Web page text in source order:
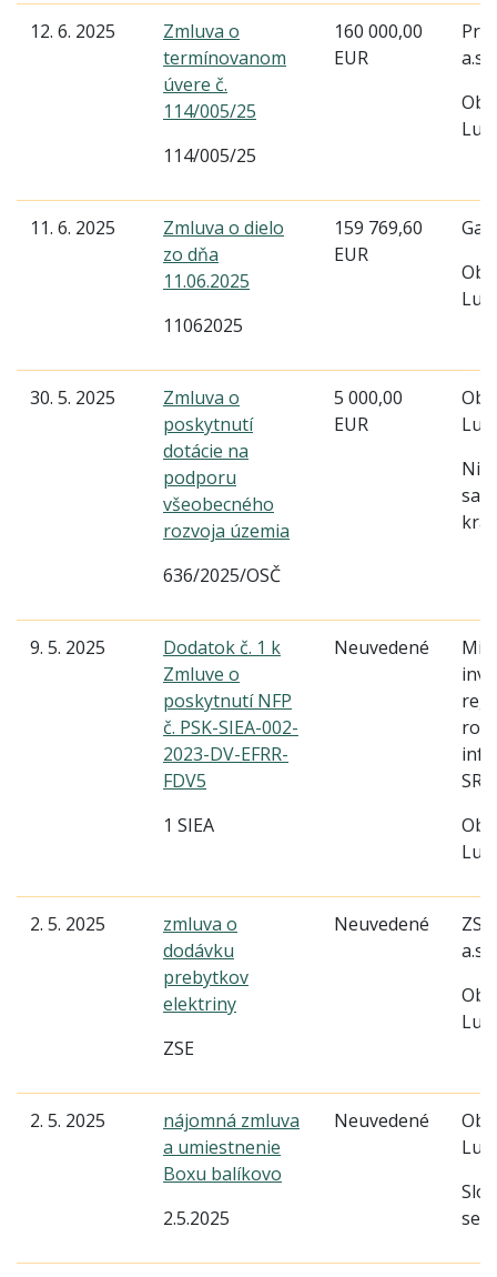
12. 6. 2025
Zmluva o
termínovanom
úvere č.
114/005/25
114/005/25
160 000,00
EUR
a.s.
11. 6. 2025
Zmluva o dielo
zo dňa
11.06.2025
11062025
159 769,60
EUR
30. 5. 2025
Zmluva o
poskytnutí
dotácie na
podporu
všeobecného
rozvoja územia
636/2025/OSČ
5 000,00
EUR
kraj
9. 5. 2025
Dodatok č. 1 k
Zmluve o
poskytnutí NFP
č. PSK-SIEA-002-
2023-DV-EFRR-
FDV5
1 SIEA
Neuvedené
SR
2. 5. 2025
zmluva o
dodávku
prebytkov
elektriny
ZSE
Neuvedené
a.s.
2. 5. 2025
nájomná zmluva
a umiestnenie
Boxu balíkovo
2.5.2025
Neuvedené